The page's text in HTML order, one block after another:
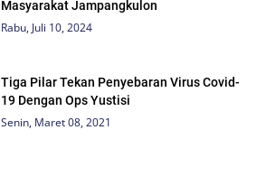
Masyarakat Jampangkulon
Rabu, Juli 10, 2024
Tiga Pilar Tekan Penyebaran Virus Covid-
19 Dengan Ops Yustisi
Senin, Maret 08, 2021